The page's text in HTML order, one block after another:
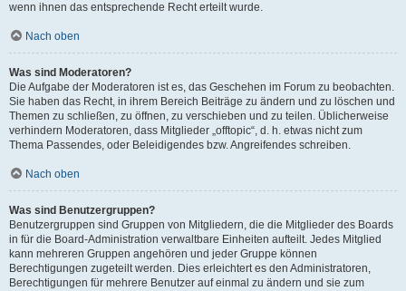
wenn ihnen das entsprechende Recht erteilt wurde.
Nach oben
Was sind Moderatoren?
Die Aufgabe der Moderatoren ist es, das Geschehen im Forum zu beobachten.
Sie haben das Recht, in ihrem Bereich Beiträge zu ändern und zu löschen und
Themen zu schließen, zu öffnen, zu verschieben und zu teilen. Üblicherweise
verhindern Moderatoren, dass Mitglieder „offtopic“, d. h. etwas nicht zum
Thema Passendes, oder Beleidigendes bzw. Angreifendes schreiben.
Nach oben
Was sind Benutzergruppen?
Benutzergruppen sind Gruppen von Mitgliedern, die die Mitglieder des Boards
in für die Board-Administration verwaltbare Einheiten aufteilt. Jedes Mitglied
kann mehreren Gruppen angehören und jeder Gruppe können
Berechtigungen zugeteilt werden. Dies erleichtert es den Administratoren,
Berechtigungen für mehrere Benutzer auf einmal zu ändern und sie zum